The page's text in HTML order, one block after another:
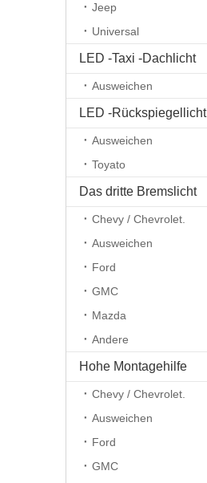
Jeep
Universal
LED -Taxi -Dachlicht
Ausweichen
LED -Rückspiegellicht
Ausweichen
Toyato
Das dritte Bremslicht
Chevy / Chevrolet.
Ausweichen
Ford
GMC
Mazda
Andere
Hohe Montagehilfe
Chevy / Chevrolet.
Ausweichen
Ford
GMC